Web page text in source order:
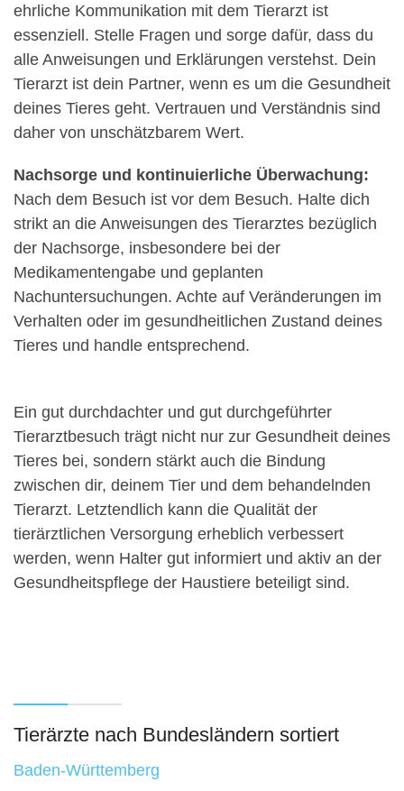
ehrliche Kommunikation mit dem Tierarzt ist
essenziell. Stelle Fragen und sorge dafür, dass du
alle Anweisungen und Erklärungen verstehst. Dein
Tierarzt ist dein Partner, wenn es um die Gesundheit
deines Tieres geht. Vertrauen und Verständnis sind
daher von unschätzbarem Wert.
Nachsorge und kontinuierliche Überwachung:
Nach dem Besuch ist vor dem Besuch. Halte dich
strikt an die Anweisungen des Tierarztes bezüglich
der Nachsorge, insbesondere bei der
Medikamentengabe und geplanten
Nachuntersuchungen. Achte auf Veränderungen im
Verhalten oder im gesundheitlichen Zustand deines
Tieres und handle entsprechend.
Ein gut durchdachter und gut durchgeführter
Tierarztbesuch trägt nicht nur zur Gesundheit deines
Tieres bei, sondern stärkt auch die Bindung
zwischen dir, deinem Tier und dem behandelnden
Tierarzt. Letztendlich kann die Qualität der
tierärztlichen Versorgung erheblich verbessert
werden, wenn Halter gut informiert und aktiv an der
Gesundheitspflege der Haustiere beteiligt sind.
Tierärzte nach Bundesländern sortiert
Baden-Württemberg